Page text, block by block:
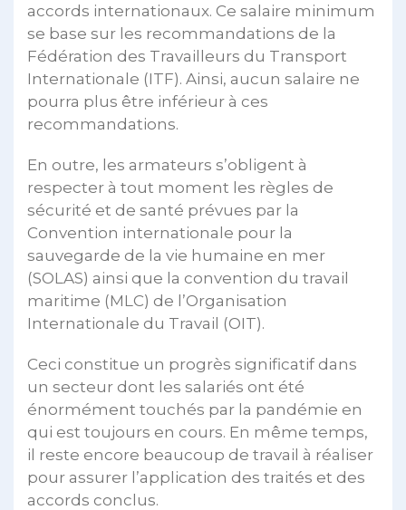
accords internationaux. Ce salaire minimum
se base sur les recommandations de la
Fédération des Travailleurs du Transport
Internationale (ITF). Ainsi, aucun salaire ne
pourra plus être inférieur à ces
recommandations.
En outre, les armateurs s’obligent à
respecter à tout moment les règles de
sécurité et de santé prévues par la
Convention internationale pour la
sauvegarde de la vie humaine en mer
(SOLAS) ainsi que la convention du travail
maritime (MLC) de l’Organisation
Internationale du Travail (OIT).
Ceci constitue un progrès significatif dans
un secteur dont les salariés ont été
énormément touchés par la pandémie en
qui est toujours en cours. En même temps,
il reste encore beaucoup de travail à réaliser
pour assurer l’application des traités et des
accords conclus.